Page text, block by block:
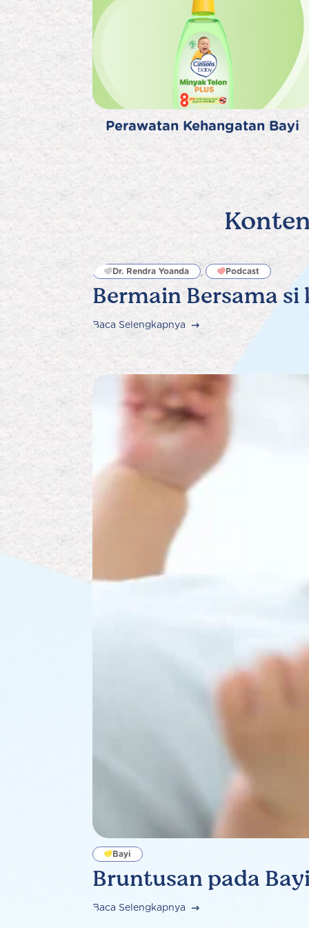
Perawatan Kehangatan Bayi
Bermain Bersama
Dr. Rendra Yoanda , Podcast
Baca Selengkapnya
Bruntusan pada
Bayi
Baca Selengkapnya